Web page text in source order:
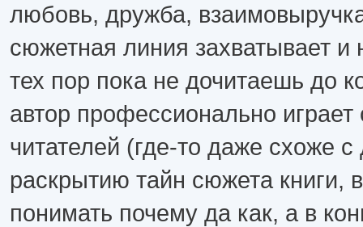
любовь, дружба,
сюжетная линия захватывает и
тех пор пока не дочитаешь до
автор профессионально
читателей (где-то даже схоже с
раскрытию тайн сюжета книги,
понимать почему да как, а в